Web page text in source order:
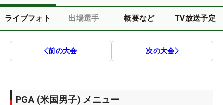
ライブフォト 出場選手 概要など TV放送予定
前の大会 次の大会
PGA (米国男子) メニュー